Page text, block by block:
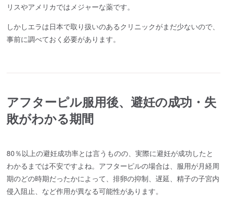
リスやアメリカではメジャーな薬です。
しかしエラは日本で取り扱いのあるクリニックがまだ少ないので、
事前に調べておく必要があります。
アフターピル服用後、避妊の成功・失
敗がわかる期間
80％以上の避妊成功率とは言うものの、実際に避妊が成功したと
わかるまでは不安ですよね。アフターピルの場合は、服用が月経周
期のどの時期だったかによって、排卵の抑制、遅延、精子の子宮内
侵入阻止、など作用が異なる可能性があります。